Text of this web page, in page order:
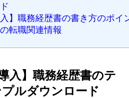
入】職務経歴書の書き方のポイ
転職関連情報
入】職務経歴書のテ
ルダウンロード